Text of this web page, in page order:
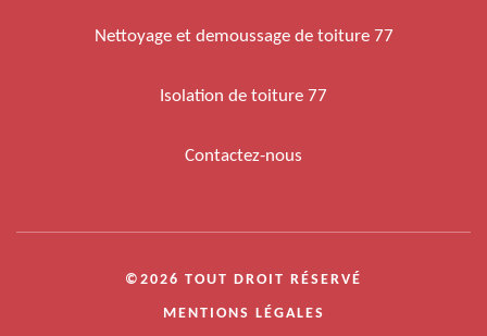
Nettoyage et demoussage de toiture 77
Isolation de toiture 77
Contactez-nous
©2026 TOUT DROIT RÉSERVÉ
MENTIONS LÉGALES